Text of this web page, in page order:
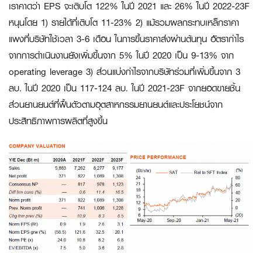
เราคาดว่า EPS จะเติบโต 122% ในปี 2021 และ 26% ในปี 2022-23F
หนุนโดย 1) รายได้ที่เติบโต 11-23% 2) แม้รวมผลกระทบเหล็กราคา
แพงที่บริษัทใช้เวลา 3-6 เดือน ในการขึ้นราคาส่งผ่านต้นทุน อัตรากำไร
จากการดำเนินงานยังเพิ่มขึ้นจาก 5% ในปี 2020 เป็น 9-13% จาก
operating leverage 3) ส่วนแบ่งกำไรจากบริษัทร่วมที่เพิ่มขึ้นจาก 3
ลบ. ในปี 2020 เป็น 117-124 ลบ. ในปี 2021-23F จากยอดขายชิ้น
ส่วนยานยนต์ที่ฟื้นตัวตามอุตสาหกรรมยานยนต์และประโยชน์จาก
ประสิทธิภาพการผลิตที่สูงขึ้น